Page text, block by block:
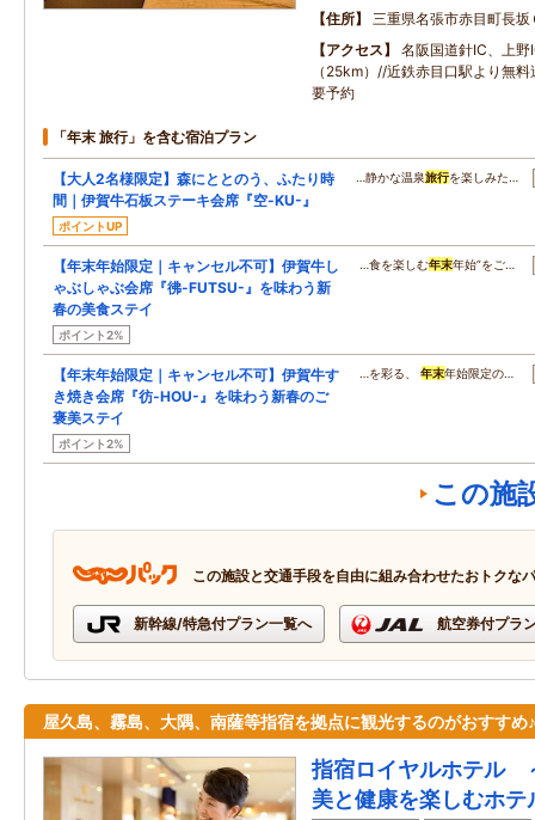
住所
三重県名張市赤目町長坂
アクセス
名阪国道針IC、上
（25km）//近鉄赤目口駅より無
要予約
「年末 旅行」を含む宿泊プラン
【大人2名様限定】森にととのう、ふたり時
間｜伊賀牛石板ステーキ会席『空-KU-』
ポイントUP
…静かな温泉旅行を楽しみた…
【年末年始限定｜キャンセル不可】伊賀牛し
ゃぶしゃぶ会席『彿-FUTSU-』を味わう新
春の美食ステイ
ポイント2%
…食を楽しむ年末年始”をご…
【年末年始限定｜キャンセル不可】伊賀牛す
き焼き会席『彷-HOU-』を味わう新春のご
褒美ステイ
ポイント2%
…を彩る、年末年始限定の…
この施
この施設と交通手段を自由に組み合わせたおトクな
新幹線/特急付プラン一覧へ 航空券付プラ
屋久島、霧島、大隅、南薩等指宿を拠点に観光するのがおすすめ♪
指宿ロイヤルホテル
美と健康を楽しむホテ